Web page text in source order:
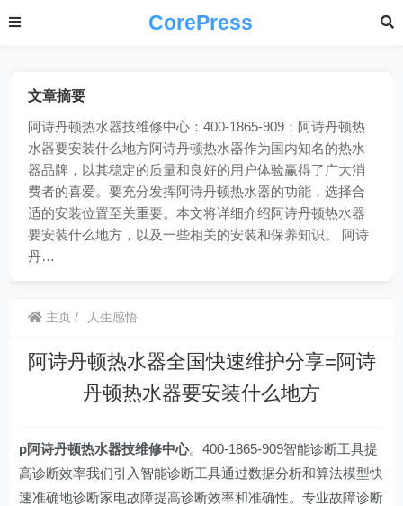
CorePress
文章摘要
阿诗丹顿热水器技维修中心：400-1865-909；阿诗丹顿热
水器要安装什么地方阿诗丹顿热水器作为国内知名的热水
器品牌，以其稳定的质量和良好的用户体验赢得了广大消
费者的喜爱。要充分发挥阿诗丹顿热水器的功能，选择合
适的安装位置至关重要。本文将详细介绍阿诗丹顿热水器
要安装什么地方，以及一些相关的安装和保养知识。 阿诗
丹…
主页 人生感悟
阿诗丹顿热水器全国快速维护分享=阿诗
丹顿热水器要安装什么地方
p阿诗丹顿热水器技维修中心。400-1865-909智能诊断工具提
高诊断效率我们引入智能诊断工具通过数据分析和算法模型快
速准确地诊断家电故障提高诊断效率和准确性。专业故障诊断